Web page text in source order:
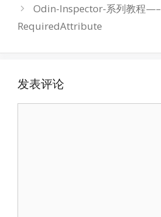
Odin-Inspector-系列教程—–
RequiredAttribute
发表评论